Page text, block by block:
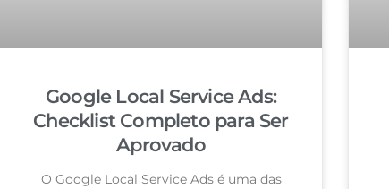
Google Local Service Ads:
Checklist Completo para Ser
Aprovado
O Google Local Service Ads é uma das